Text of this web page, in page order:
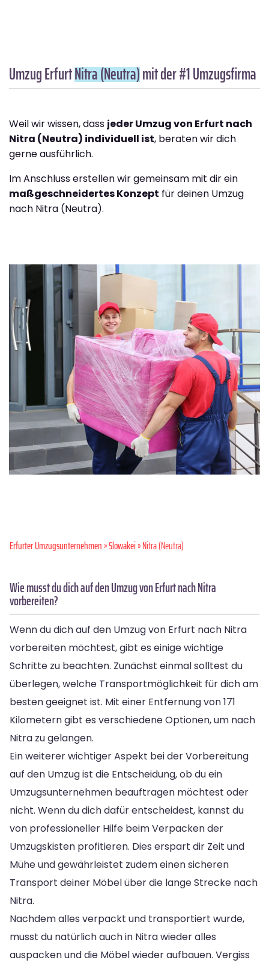
Umzug ErfurtNitra (Neutra)mit der #1 Umzugsfirma
Weil wir wissen, dass jeder Umzug von Erfurt nach
Nitra (Neutra) individuell ist, beraten wir dich
gerne ausführlich.
Im Anschluss erstellen wir gemeinsam mit dir ein
maßgeschneidertes Konzept für deinen Umzug
nach Nitra (Neutra).
Erfurter Umzugsunternehmen»Slowakei» Nitra (Neutra)
Wie musst du dich auf den Umzug von Erfurt nach Nitra
vorbereiten?
Wenn du dich auf den Umzug von Erfurt nach Nitra
vorbereiten möchtest, gibt es einige wichtige
Schritte zu beachten. Zunächst einmal solltest du
überlegen, welche Transportmöglichkeit für dich am
besten geeignet ist. Mit einer Entfernung von 171
Kilometern gibt es verschiedene Optionen, um nach
Nitra zu gelangen.
Ein weiterer wichtiger Aspekt bei der Vorbereitung
auf den Umzug ist die Entscheidung, ob du ein
Umzugsunternehmen beauftragen möchtest oder
nicht. Wenn du dich dafür entscheidest, kannst du
von professioneller Hilfe beim Verpacken der
Umzugskisten profitieren. Dies erspart dir Zeit und
Mühe und gewährleistet zudem einen sicheren
Transport deiner Möbel über die lange Strecke nach
Nitra.
Nachdem alles verpackt und transportiert wurde,
musst du natürlich auch in Nitra wieder alles
auspacken und die Möbel wieder aufbauen. Vergiss